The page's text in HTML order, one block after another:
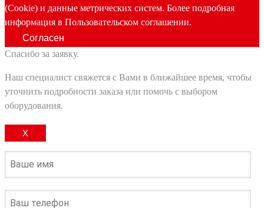
(Cookie) и данные метрических систем. Более подробная
информация в Пользовательском соглашении.
Согласен
Спасибо за заявку.
Наш специалист свяжется с Вами в ближайшее время, чтобы
уточнить подробности заказа или помочь с выбором
оборудования.
X